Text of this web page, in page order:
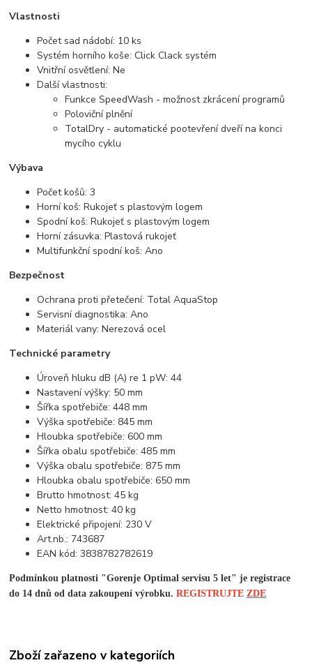
Vlastnosti
Počet sad nádobí: 10 ks
Systém horního koše: Click Clack systém
Vnitřní osvětlení: Ne
Další vlastnosti:
Funkce SpeedWash - možnost zkrácení programů
Poloviční plnění
TotalDry - automatické pootevření dveří na konci
mycího cyklu
Výbava
Počet košů: 3
Horní koš: Rukojeť s plastovým logem
Spodní koš: Rukojeť s plastovým logem
Horní zásuvka: Plastová rukojeť
Multifunkční spodní koš: Ano
Bezpečnost
Ochrana proti přetečení: Total AquaStop
Servisní diagnostika: Ano
Materiál vany: Nerezová ocel
Technické parametry
Úroveň hluku dB (A) re 1 pW: 44
Nastavení výšky: 50 mm
Šířka spotřebiče: 448 mm
Výška spotřebiče: 845 mm
Hloubka spotřebiče: 600 mm
Šířka obalu spotřebiče: 485 mm
Výška obalu spotřebiče: 875 mm
Hloubka obalu spotřebiče: 650 mm
Brutto hmotnost: 45 kg
Netto hmotnost: 40 kg
Elektrické připojení: 230 V
Art.nb.: 743687
EAN kód: 3838782782619
Podmínkou platnosti "Gorenje Optimal servisu 5 let" je registrace
do 14 dnů od data zakoupení výrobku.REGISTRUJTEZDE
Zboží zařazeno v kategoriích